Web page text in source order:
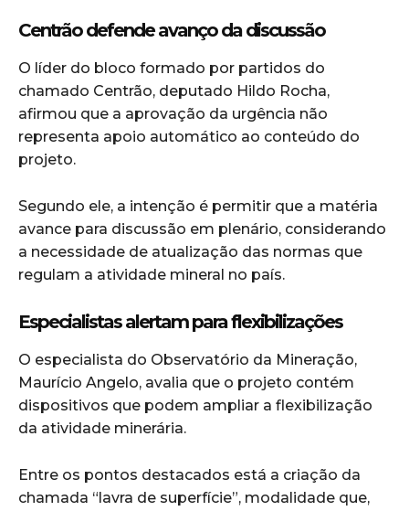
Centrão defende avanço da discussão
O líder do bloco formado por partidos do
chamado Centrão, deputado Hildo Rocha,
afirmou que a aprovação da urgência não
representa apoio automático ao conteúdo do
projeto.
Segundo ele, a intenção é permitir que a matéria
avance para discussão em plenário, considerando
a necessidade de atualização das normas que
regulam a atividade mineral no país.
Especialistas alertam para flexibilizações
O especialista do Observatório da Mineração,
Maurício Angelo, avalia que o projeto contém
dispositivos que podem ampliar a flexibilização
da atividade minerária.
Entre os pontos destacados está a criação da
chamada “lavra de superfície”, modalidade que,